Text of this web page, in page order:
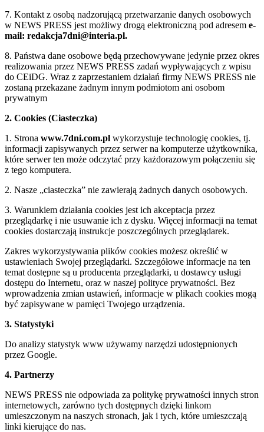
7. Kontakt z osobą nadzorującą przetwarzanie danych osobowych
w NEWS PRESS jest możliwy drogą elektroniczną pod adresem e-
mail: redakcja7dni@interia.pl.
8. Państwa dane osobowe będą przechowywane jedynie przez okres
realizowania przez NEWS PRESS zadań wypływających z wpisu
do CEiDG. Wraz z zaprzestaniem działań firmy NEWS PRESS nie
zostaną przekazane żadnym innym podmiotom ani osobom
prywatnym
2. Cookies (Ciasteczka)
1. Strona www.7dni.com.pl wykorzystuje technologię cookies, tj.
informacji zapisywanych przez serwer na komputerze użytkownika,
które serwer ten może odczytać przy każdorazowym połączeniu się
z tego komputera.
2. Nasze „ciasteczka” nie zawierają żadnych danych osobowych.
3. Warunkiem działania cookies jest ich akceptacja przez
przeglądarkę i nie usuwanie ich z dysku. Więcej informacji na temat
cookies dostarczają instrukcje poszczególnych przeglądarek.
Zakres wykorzystywania plików cookies możesz określić w
ustawieniach Swojej przeglądarki. Szczegółowe informacje na ten
temat dostępne są u producenta przeglądarki, u dostawcy usługi
dostępu do Internetu, oraz w naszej polityce prywatności. Bez
wprowadzenia zmian ustawień, informacje w plikach cookies mogą
być zapisywane w pamięci Twojego urządzenia.
3. Statystyki
Do analizy statystyk www używamy narzędzi udostępnionych
przez Google.
4. Partnerzy
NEWS PRESS nie odpowiada za politykę prywatności innych stron
internetowych, zarówno tych dostępnych dzięki linkom
umieszczonym na naszych stronach, jak i tych, które umieszczają
linki kierujące do nas.